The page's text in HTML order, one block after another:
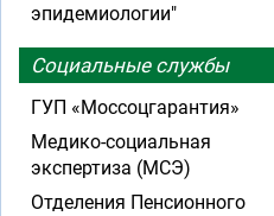
эпидемиологии"
Социальные службы
ГУП «Моссоцгарантия»
Медико-социальная
экспертиза (МСЭ)
Отделения Пенсионного